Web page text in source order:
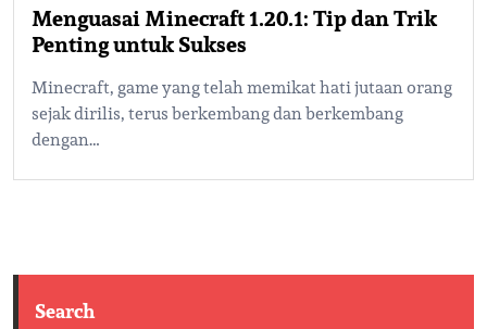
Menguasai Minecraft 1.20.1: Tip dan Trik
Penting untuk Sukses
Minecraft, game yang telah memikat hati jutaan orang
sejak dirilis, terus berkembang dan berkembang
dengan…
Search